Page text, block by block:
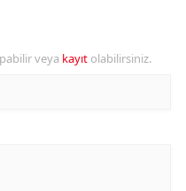
veya kayıt olabilirsiniz.